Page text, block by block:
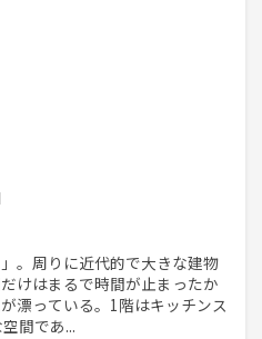
。周りに近代的で大きな建物
けはまるで時間が止まったか
漂っている。1階はキッチンス
間であ...